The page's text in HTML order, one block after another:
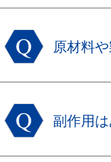
原材料
副作用